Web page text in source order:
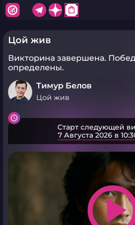
shopping_bag
Цой жив
Викторина завершена.
определены.
Тимур Белов
Цой жив
Старт следующей
7 Августа 2026 в
play_arrow